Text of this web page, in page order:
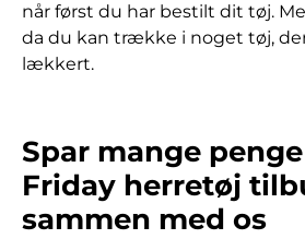
når først du har bestilt dit tøj.
da du kan trække i noget tøj,
lækkert.
Spar mange
Friday herretøj
sammen med os